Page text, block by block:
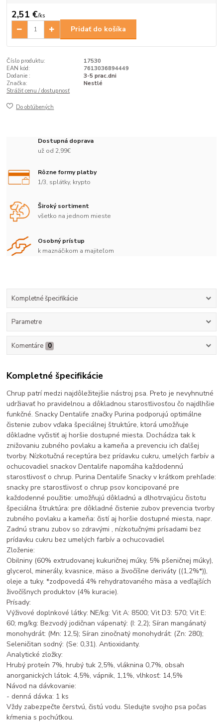
2,51 €/ks
Pridať do košíka
Číslo produktu:
17530
EAN kód:
7613036894449
Dodanie :
3-5 prac.dni
Značka:
Nestlé
Strážiť cenu / dostupnosť
Do obľúbených
Dostupná doprava
už od 2,99€
Rôzne formy platby
1/3, splátky, krypto
Široký sortiment
všetko na jednom mieste
Osobný prístup
k maznáčikom a majiteľom
Kompletné špecifikácie
Parametre
Komentáre 0
Kompletné špecifikácie
Chrup patrí medzi najdôležitejšie nástroj psa. Preto je nevyhnutné
udržiavať ho pravidelnou a dôkladnou starostlivosťou čo najdlhšie
funkčné. Snacky Dentalife značky Purina podporujú optimálne
čistenie zubov vďaka špeciálnej štruktúre, ktorá umožňuje
dôkladne vyčistiť aj horšie dostupné miesta. Dochádza tak k
znižovaniu zubného povlaku a kameňa a prevenciu ich ďalšej
tvorby. Nízkotučná receptúra bez prídavku cukru, umelých farbív a
ochucovadiel snackov Dentalife napomáha každodennú
starostlivosť o chrup. Purina Dentalife Snacky v krátkom prehľade:
snacky pre starostlivosť o chrup psov koncipované pre
každodenné použitie: umožňujú dôkladnú a dlhotrvajúcu čistotu
špeciálna štruktúra: pre dôkladné čistenie zubov prevencia tvorby
zubného povlaku a kameňa: čistí aj horšie dostupné miesta, napr.
Zadnú stranu zubov so zdravými , nízkotučnými prísadami bez
prídavku cukru bez umelých farbív a ochucovadiel
Zloženie:
Obilniny (60% extrudovanej kukuričnej múky, 5% pšeničnej múky),
glycerol, minerály, kvasnice, mäso a živočíšne deriváty ((1,2%*)),
oleje a tuky. *zodpovedá 4% rehydratovaného mäsa a vedľajších
živočíšnych produktov (4% kuracie).
Prísady:
Výživové doplnkové látky: NE/kg: Vit A: 8500; Vit D3: 570; Vit E:
60; mg/kg: Bezvodý jodičnan vápenatý: (I: 2,2); Síran mangánatý
monohydrát: (Mn: 12,5); Síran zinočnatý monohydrát: (Zn: 280);
Seleničitan sodný: (Se: 0,31). Antioxidanty.
Analytické zložky:
Hrubý proteín 7%, hrubý tuk 2,5%, vláknina 0,7%, obsah
anorganických látok: 4,5%, vápnik, 1,1%, vlhkosť: 14,5%
Návod na dávkovanie:
- denná dávka: 1 ks
Vždy zabezpečte čerstvú, čistú vodu. Sledujte svojho psa počas
kŕmenia s pochúťkou.